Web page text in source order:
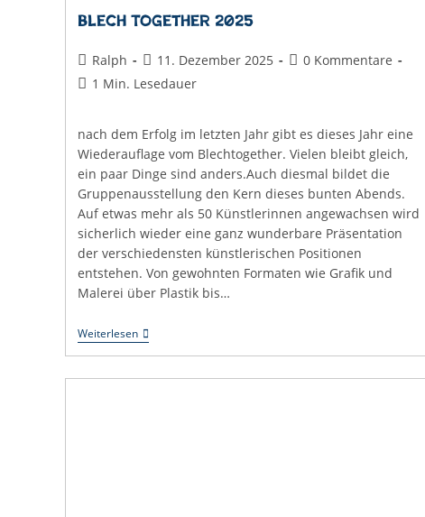
Blech Together 2025
Beitrags-
Autor:
Ralph
Beitrag
veröffentlicht:
11. Dezember 2025
Beitrags-
0 Kommentare
Lesedauer:
1 Min. Lesedauer
nach dem Erfolg im letzten Jahr gibt es dieses Jahr eine
Wiederauflage vom Blechtogether. Vielen bleibt gleich,
ein paar Dinge sind anders.Auch diesmal bildet die
Gruppenausstellung den Kern dieses bunten Abends.
Auf etwas mehr als 50 Künstlerinnen angewachsen wird
sicherlich wieder eine ganz wunderbare Präsentation
der verschiedensten künstlerischen Positionen
entstehen. Von gewohnten Formaten wie Grafik und
Malerei über Plastik bis…
WeiterlesenBlech
Together
2025